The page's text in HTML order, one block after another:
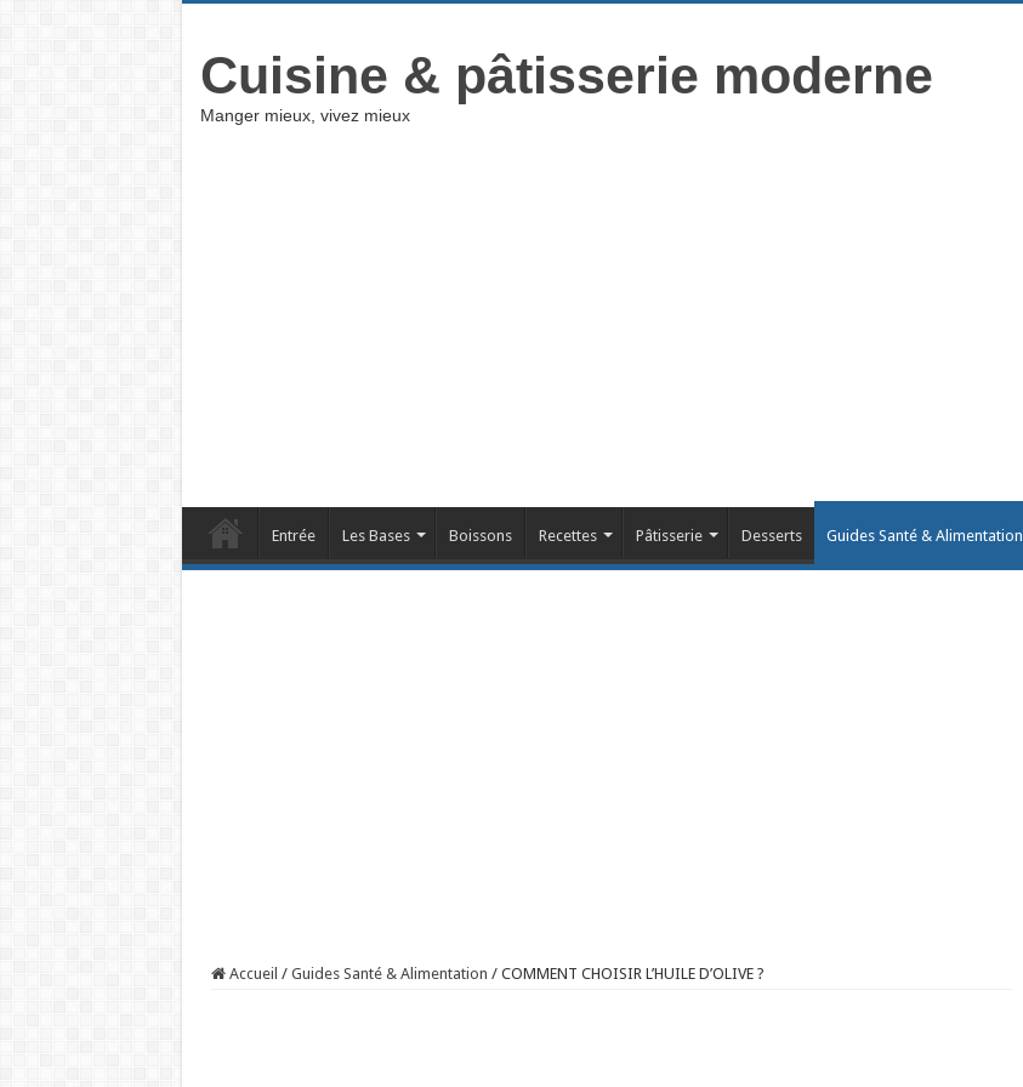
Cuisine & pâtisserie moderne
Manger mieux, vivez mieux
Entrée Les Bases Boissons Recettes Pâtisserie Desserts Guides Santé & Alimentation
Accueil / Guides Santé & Alimentation / COMMENT CHOISIR L’HUILE D’OLIVE ?